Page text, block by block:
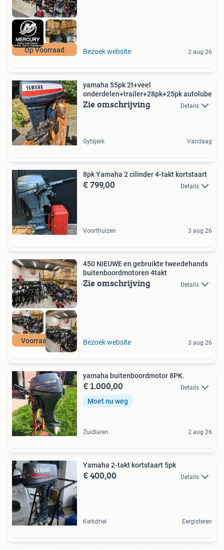
Op Voorraad Bezoek website 2 aug 26
yamaha 55pk 2t+veel
onderdelen+trailer+28pk+25pk autolube
Zie omschrijving Details
Gytsjerk Vandaag
8pk Yamaha 2 cilinder 4-takt kortstaart
€ 799,00 Details
Voorthuizen 3 aug 26
Voorraad actie
450 NIEUWE en gebruikte tweedehands
buitenboordmotoren 4takt
Zie omschrijving Details
Bezoek website 3 aug 26
yamaha buitenboordmotor 8PK.
€ 1.000,00 Details
Moet nu weg
Zuidlaren 2 aug 26
Yamaha 2-takt kortstaart 5pk
€ 400,00 Details
Kerkdriel Eergisteren